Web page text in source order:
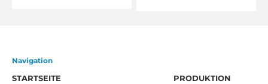
Navigation
STARTSEITE
PRODUKTION